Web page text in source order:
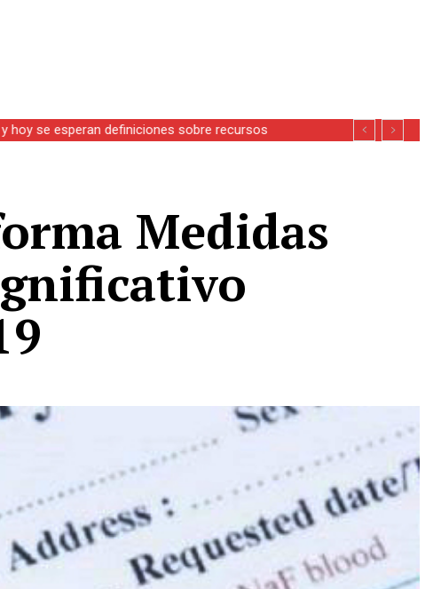
hoy se esperan definiciones sobre recursos
Medidas